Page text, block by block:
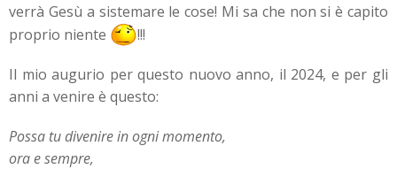
verrà Gesù a sistemare le cose! Mi sa che non si è capito
proprio niente
!!!
Il mio augurio per questo nuovo anno, il 2024, e per gli
anni a venire è questo:
Possa tu divenire in ogni momento,
ora e sempre,